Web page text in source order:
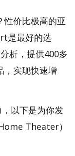
性价比极高的亚
是最好的选
析，提供400多
，实现快速增
以下是为你发
Theater）